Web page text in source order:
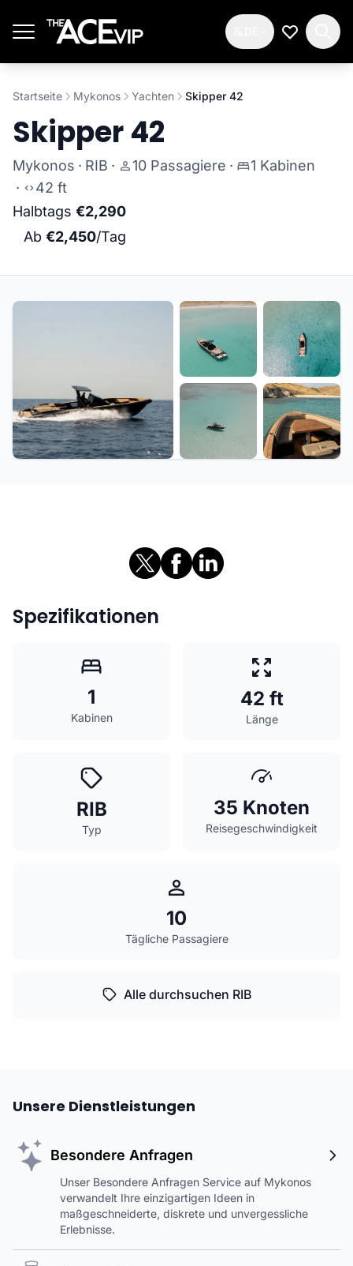
Meine
Startseite Mykonos Yachten Skipper 42
Skipper 42
Mykonos · RIB · 10 Passagiere ·
1 Kabinen
·
42 ft
Halbtags €2,290
Ab €2,450/Tag
Spezifikationen
1
Kabinen
42 ft
Länge
RIB
Typ
35 Knoten
Reisegeschwindigkeit
10
Tägliche Passagiere
Alle durchsuchen RIB
Unsere Dienstleistungen
Besondere Anfragen
Unser Besondere Anfragen Service auf Mykonos
verwandelt Ihre einzigartigen Ideen in
maßgeschneiderte, diskrete und unvergessliche
Erlebnisse.